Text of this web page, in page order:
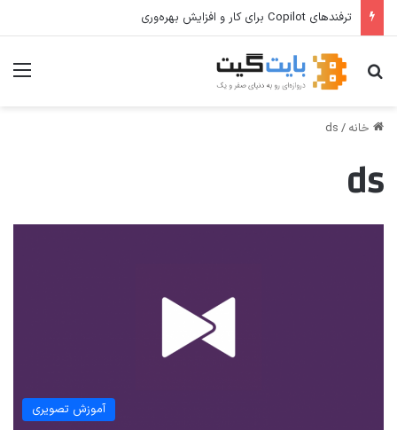
ترفندهای Copilot برای کار و افزایش بهره‌وری
جستجو برای
خانه /
ds
ds
آموزش تصویری